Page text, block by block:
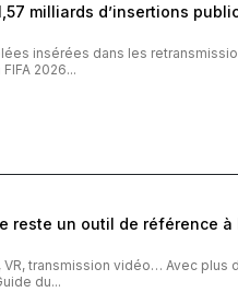
milliards d’insertions
insérées dans les
2026...
reste un outil de référence à
VR, transmission vidéo… Avec plus
du...